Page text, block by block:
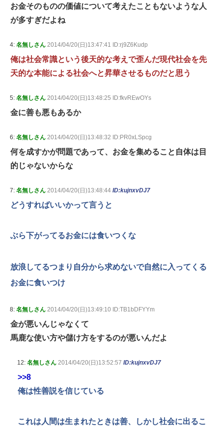
お金そのものの価値について考えたこともないような人
が多すぎだよね
4: 名無しさん 2014/04/20(日)13:47:41 ID:rj9Z6Kudp
俺は社会常識という後天的な考えで歪んだ現代社会を先
天的な本能による社会へと昇華させるものだと思う
5: 名無しさん 2014/04/20(日)13:48:25 ID:fkvREwOYs
金に善も悪もあるか
6: 名無しさん 2014/04/20(日)13:48:32 ID:PR0xLSpcg
何を成すかが問題であって、お金を集めること自体は目
的じゃないからな
7: 名無しさん 2014/04/20(日)13:48:44 ID:kujnxvDJ7
どうすればいいかって言うと
ぶら下がってるお金には食いつくな
放浪してるつまり自分から求めないで自然に入ってくる
お金に食いつけ
8: 名無しさん 2014/04/20(日)13:49:10 ID:TB1bDFYYm
金が悪いんじゃなくて
馬鹿な使い方や儲け方をするのが悪いんだよ
12: 名無しさん 2014/04/20(日)13:52:57 ID:kujnxvDJ7
>>8
俺は性善説を信じている
これは人間は生まれたときは善、しかし社会に出るこ